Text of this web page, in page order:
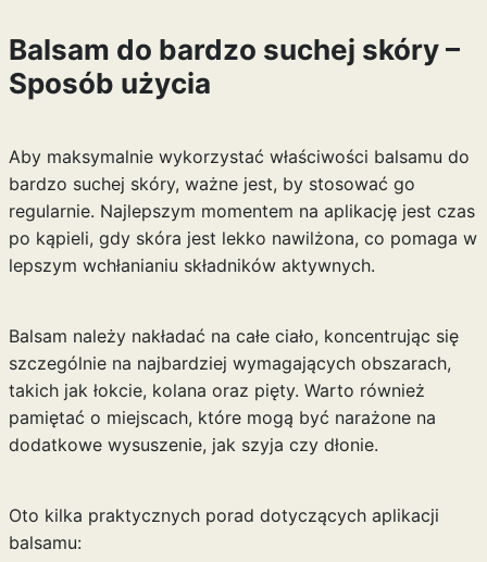
Balsam do bardzo suchej skóry –
Sposób użycia
Aby maksymalnie wykorzystać właściwości balsamu do
bardzo suchej skóry, ważne jest, by stosować go
regularnie. Najlepszym momentem na aplikację jest czas
po kąpieli, gdy skóra jest lekko nawilżona, co pomaga w
lepszym wchłanianiu składników aktywnych.
Balsam należy nakładać na całe ciało, koncentrując się
szczególnie na najbardziej wymagających obszarach,
takich jak łokcie, kolana oraz pięty. Warto również
pamiętać o miejscach, które mogą być narażone na
dodatkowe wysuszenie, jak szyja czy dłonie.
Oto kilka praktycznych porad dotyczących aplikacji
balsamu: